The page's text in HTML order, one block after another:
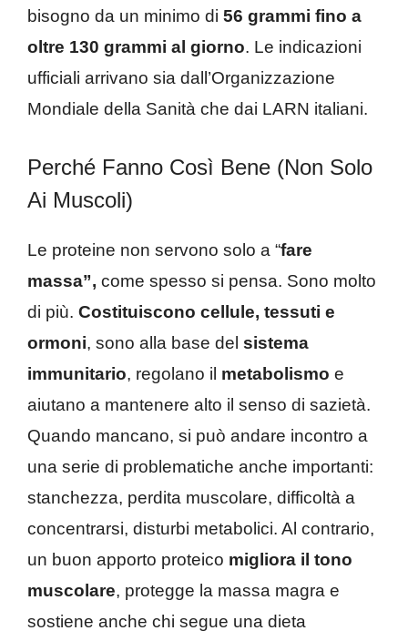
bisogno da un minimo di 56 grammi fino a
oltre 130 grammi al giorno. Le indicazioni
ufficiali arrivano sia dall’Organizzazione
Mondiale della Sanità che dai LARN italiani.
Perché Fanno Così Bene (non Solo
Ai Muscoli)
Le proteine non servono solo a “fare
massa”, come spesso si pensa. Sono molto
di più. Costituiscono cellule, tessuti e
ormoni, sono alla base del sistema
immunitario, regolano il metabolismo e
aiutano a mantenere alto il senso di sazietà.
Quando mancano, si può andare incontro a
una serie di problematiche anche importanti:
stanchezza, perdita muscolare, difficoltà a
concentrarsi, disturbi metabolici. Al contrario,
un buon apporto proteico migliora il tono
muscolare, protegge la massa magra e
sostiene anche chi segue una dieta